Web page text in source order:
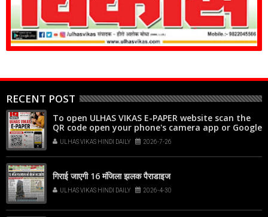
RECENT POST
To open ULHAS VIKAS E-PAPER website scan the
QR code open your phone's camera app or Google
Lens, point it at the code, and tap the web link
popup that appears on your screen
ULHAS VIKAS HINDI DAILY 2026-7-26
गिराई जाएगी 16 मंजिला झलक पैराडाइज
ULHAS VIKAS HINDI DAILY 2026-4-30